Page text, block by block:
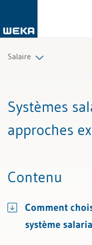
Salaire
Systèmes
approches
Contenu
Comment
système